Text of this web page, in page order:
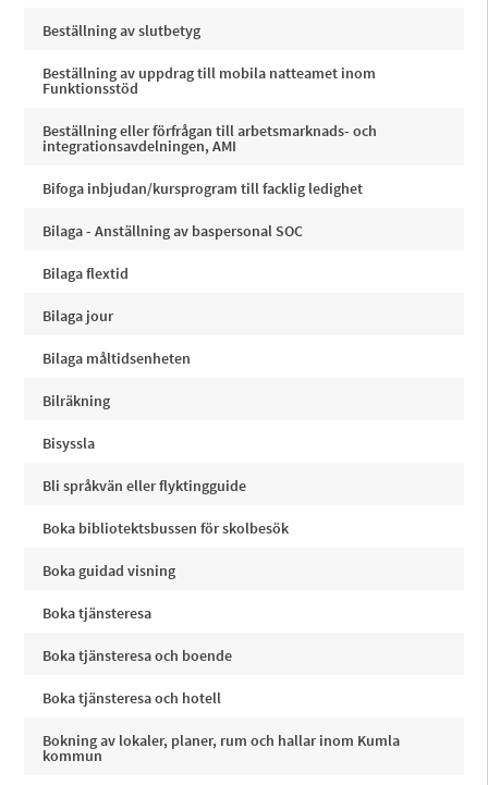
Beställning av slutbetyg
Beställning av uppdrag till mobila natteamet inom
Funktionsstöd
Beställning eller förfrågan till arbetsmarknads- och
integrationsavdelningen, AMI
Bifoga inbjudan/kursprogram till facklig ledighet
Bilaga - Anställning av baspersonal SOC
Bilaga flextid
Bilaga jour
Bilaga måltidsenheten
Bilräkning
Bisyssla
Bli språkvän eller flyktingguide
Boka bibliotektsbussen för skolbesök
Boka guidad visning
Boka tjänsteresa
Boka tjänsteresa och boende
Boka tjänsteresa och hotell
Bokning av lokaler, planer, rum och hallar inom Kumla
kommun